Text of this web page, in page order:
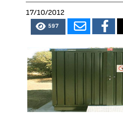
17/10/2012
597